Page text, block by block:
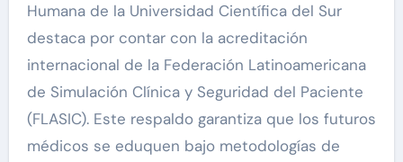
Humana de la Universidad Científica del Sur
destaca por contar con la acreditación
internacional de la Federación Latinoamericana
de Simulación Clínica y Seguridad del Paciente
(FLASIC). Este respaldo garantiza que los futuros
médicos se eduquen bajo metodologías de